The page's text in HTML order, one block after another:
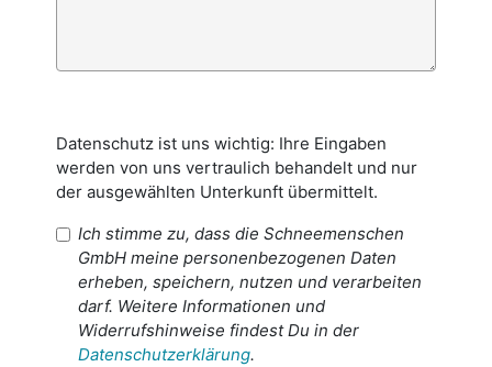
Datenschutz ist uns wichtig: Ihre Eingaben
werden von uns vertraulich behandelt und nur
der ausgewählten Unterkunft übermittelt.
Ich stimme zu, dass die Schneemenschen
GmbH meine personenbezogenen Daten
erheben, speichern, nutzen und verarbeiten
darf. Weitere Informationen und
Widerrufshinweise findest Du in der
Datenschutzerklärung.